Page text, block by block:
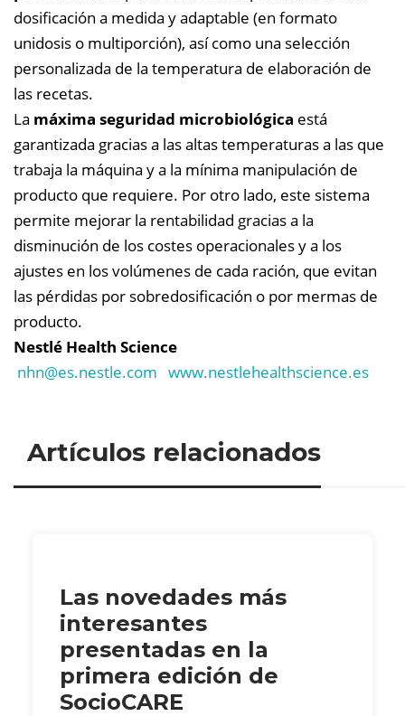
dosificación a medida y adaptable (en formato
unidosis o multiporción), así como una selección
personalizada de la temperatura de elaboración de
las recetas.
La máxima seguridad microbiológica está
garantizada gracias a las altas temperaturas a las que
trabaja la máquina y a la mínima manipulación de
producto que requiere. Por otro lado, este sistema
permite mejorar la rentabilidad gracias a la
disminución de los costes operacionales y a los
ajustes en los volúmenes de cada ración, que evitan
las pérdidas por sobredosificación o por mermas de
producto.
Nestlé Health Science
nhn@es.nestle.com www.nestlehealthscience.es
Artículos relacionados
Las novedades más
interesantes
presentadas en la
primera edición de
SocioCARE